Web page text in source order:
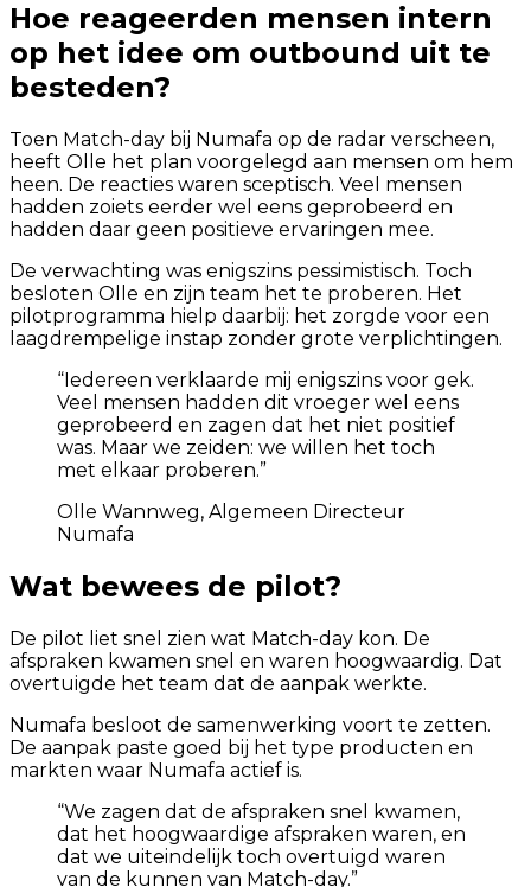
Hoe reageerden mensen intern
op het idee om outbound uit te
besteden?
Toen Match-day bij Numafa op de radar verscheen,
heeft Olle het plan voorgelegd aan mensen om hem
heen. De reacties waren sceptisch. Veel mensen
hadden zoiets eerder wel eens geprobeerd en
hadden daar geen positieve ervaringen mee.
De verwachting was enigszins pessimistisch. Toch
besloten Olle en zijn team het te proberen. Het
pilotprogramma hielp daarbij: het zorgde voor een
laagdrempelige instap zonder grote verplichtingen.
“ Iedereen verklaarde mij enigszins voor gek.
Veel mensen hadden dit vroeger wel eens
geprobeerd en zagen dat het niet positief
was. Maar we zeiden: we willen het toch
met elkaar proberen.”
Olle Wannweg, Algemeen Directeur
Numafa
Wat bewees de pilot?
De pilot liet snel zien wat Match-day kon. De
afspraken kwamen snel en waren hoogwaardig. Dat
overtuigde het team dat de aanpak werkte.
Numafa besloot de samenwerking voort te zetten.
De aanpak paste goed bij het type producten en
markten waar Numafa actief is.
“We zagen dat de afspraken snel kwamen,
dat het hoogwaardige afspraken waren, en
dat we uiteindelijk toch overtuigd waren
van de kunnen van Match-day.”